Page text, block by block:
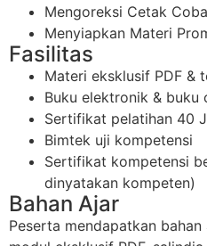
Mengoreksi Cetak Coba
Menyiapkan Materi
Fasilitas
Materi eksklusif PDF &
Buku elektronik & buku
Sertifikat pelatihan 40
Bimtek uji kompetensi
Sertifikat kompetensi
dinyatakan kompeten)
Bahan Ajar
Peserta mendapatkan